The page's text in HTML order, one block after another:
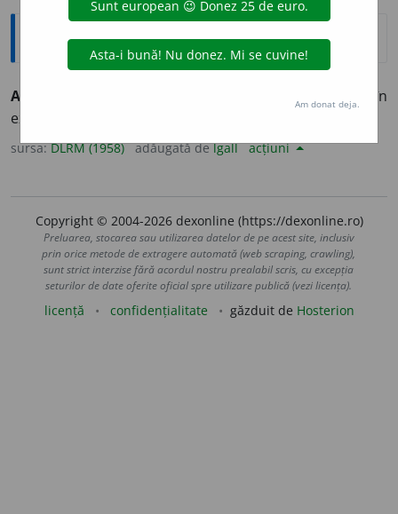
Explicative DEX
ACROB
Gimnast iscusit în
exerciții dificile (de echilibristică). –
sursa:DLRM (1958) adăugată delgall acțiuni
Copyright © 2004-2026 dexonline (https://dexonline.ro)
Preluarea, stocarea sau utilizarea datelor de pe acest site, inclusiv
prin orice metode de extragere automată (web scraping, crawling),
sunt strict interzise fără acordul nostru prealabil scris, cu excepția
seturilor de date oferite oficial spre utilizare publică (vezi licența).
licență confidențialitate găzduit de Hosterion
Am donat deja.